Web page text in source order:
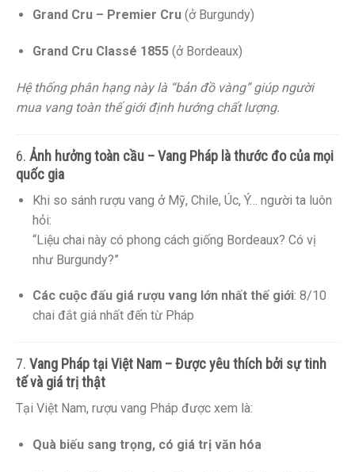
Grand Cru – Premier Cru(ở Burgundy)
Grand Cru Classé 1855(ở Bordeaux)
Hệ thống phân hạng này là “bản đồ vàng” giúp người
mua vang toàn thế giới định hướng chất lượng.
6. Ảnh hưởng toàn cầu – Vang Pháp là thước đo của mọi
quốc gia
Khi so sánh rượu vang ở Mỹ, Chile, Úc, Ý… người ta luôn
hỏi:
“Liệu chai này có phong cách giống Bordeaux? Có vị
như Burgundy?”
Các cuộc đấu giá rượu vang lớn nhất thế giới: 8/10
chai đắt giá nhất đến từ Pháp
7. Vang Pháp tại Việt Nam – Được yêu thích bởi sự tinh
tế và giá trị thật
Tại Việt Nam, rượu vang Pháp được xem là:
Quà biếu sang trọng, có giá trị văn hóa